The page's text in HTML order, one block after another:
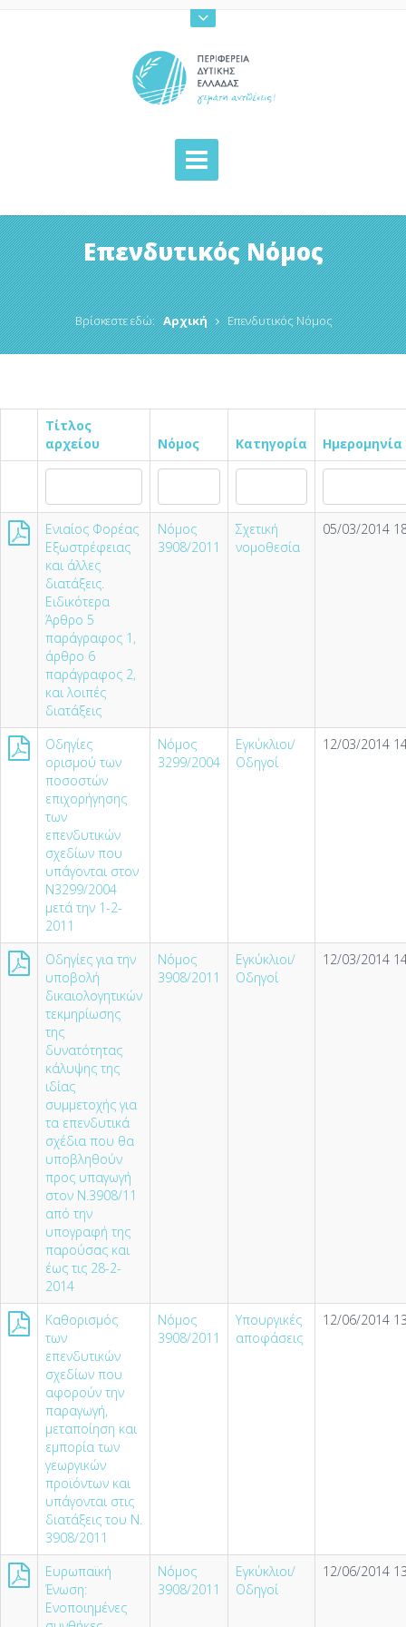
Επενδυτικός Νόμος
Βρίσκεστε εδώ: Αρχική Επενδυτικός Νόμος
Τίτλος
αρχείου
Νόμος Κατηγορία Ημερομηνία
Ενιαίος Φορέας
Εξωστρέφειας
και άλλες
διατάξεις.
Ειδικότερα
Άρθρο 5
παράγραφος 1,
άρθρο 6
παράγραφος 2,
και λοιπές
διατάξεις
Νόμος
3908/2011
Σχετική
νομοθεσία
05/03/2014
Οδηγίες
ορισμού των
ποσοστών
επιχορήγησης
των
επενδυτικών
σχεδίων που
υπάγονται στον
Ν3299/2004
μετά την 1-2-
2011
Νόμος
3299/2004
Εγκύκλιοι/
Οδηγοί
12/03/2014
Οδηγίες για την
υποβολή
δικαιολογητικών
τεκµηρίωσης
της
δυνατότητας
κάλυψης της
ιδίας
συµµετοχής για
τα επενδυτικά
σχέδια που θα
υποβληθούν
προς υπαγωγή
στον Ν.3908/11
από την
υπογραφή της
παρούσας και
έως τις 28-2-
2014
Νόμος
3908/2011
Εγκύκλιοι/
Οδηγοί
12/03/2014
Καθορισμός
των
επενδυτικών
σχεδίων που
αφορούν την
παραγωγή,
μεταποίηση και
εμπορία των
γεωργικών
προϊόντων και
υπάγονται στις
διατάξεις του Ν.
3908/2011
Νόμος
3908/2011
Υπουργικές
αποφάσεις
12/06/2014
Ευρωπαϊκή
Ένωση:
Ενοποιημένες
Νόμος
3908/2011
Εγκύκλιοι/
Οδηγοί
12/06/2014